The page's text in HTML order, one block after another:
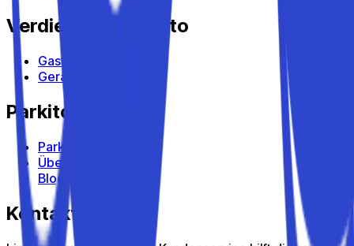
Verdiene mit Parkito
Gastgeber werden
Geräte
Parkito
Parkito entdecken
Über uns
Blog
Kontakt